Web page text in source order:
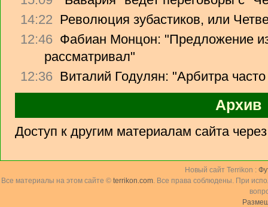
14:22 Революция зубастиков, или
12:46 Фабиан Монцон: "Предложение
рассматривал"
12:36 Виталий Годулян: "Арбитра
Архив
Доступ к другим материалам сайта
Новый сайт Terrikon :
Все материалы на этом сайте © terrikon.com. Все права соблюдены. При